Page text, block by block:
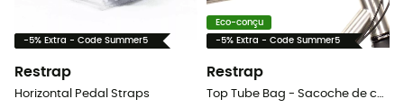
-5% Extra - Code Summer5
Restrap
Horizontal Pedal Straps
Eco-conçu
-5% Extra - Code Summer5
Restrap
Top Tube Bag - Sacoche de cadre vélo